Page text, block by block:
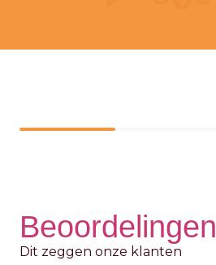
Beoordelingen
Dit zeggen onze klanten